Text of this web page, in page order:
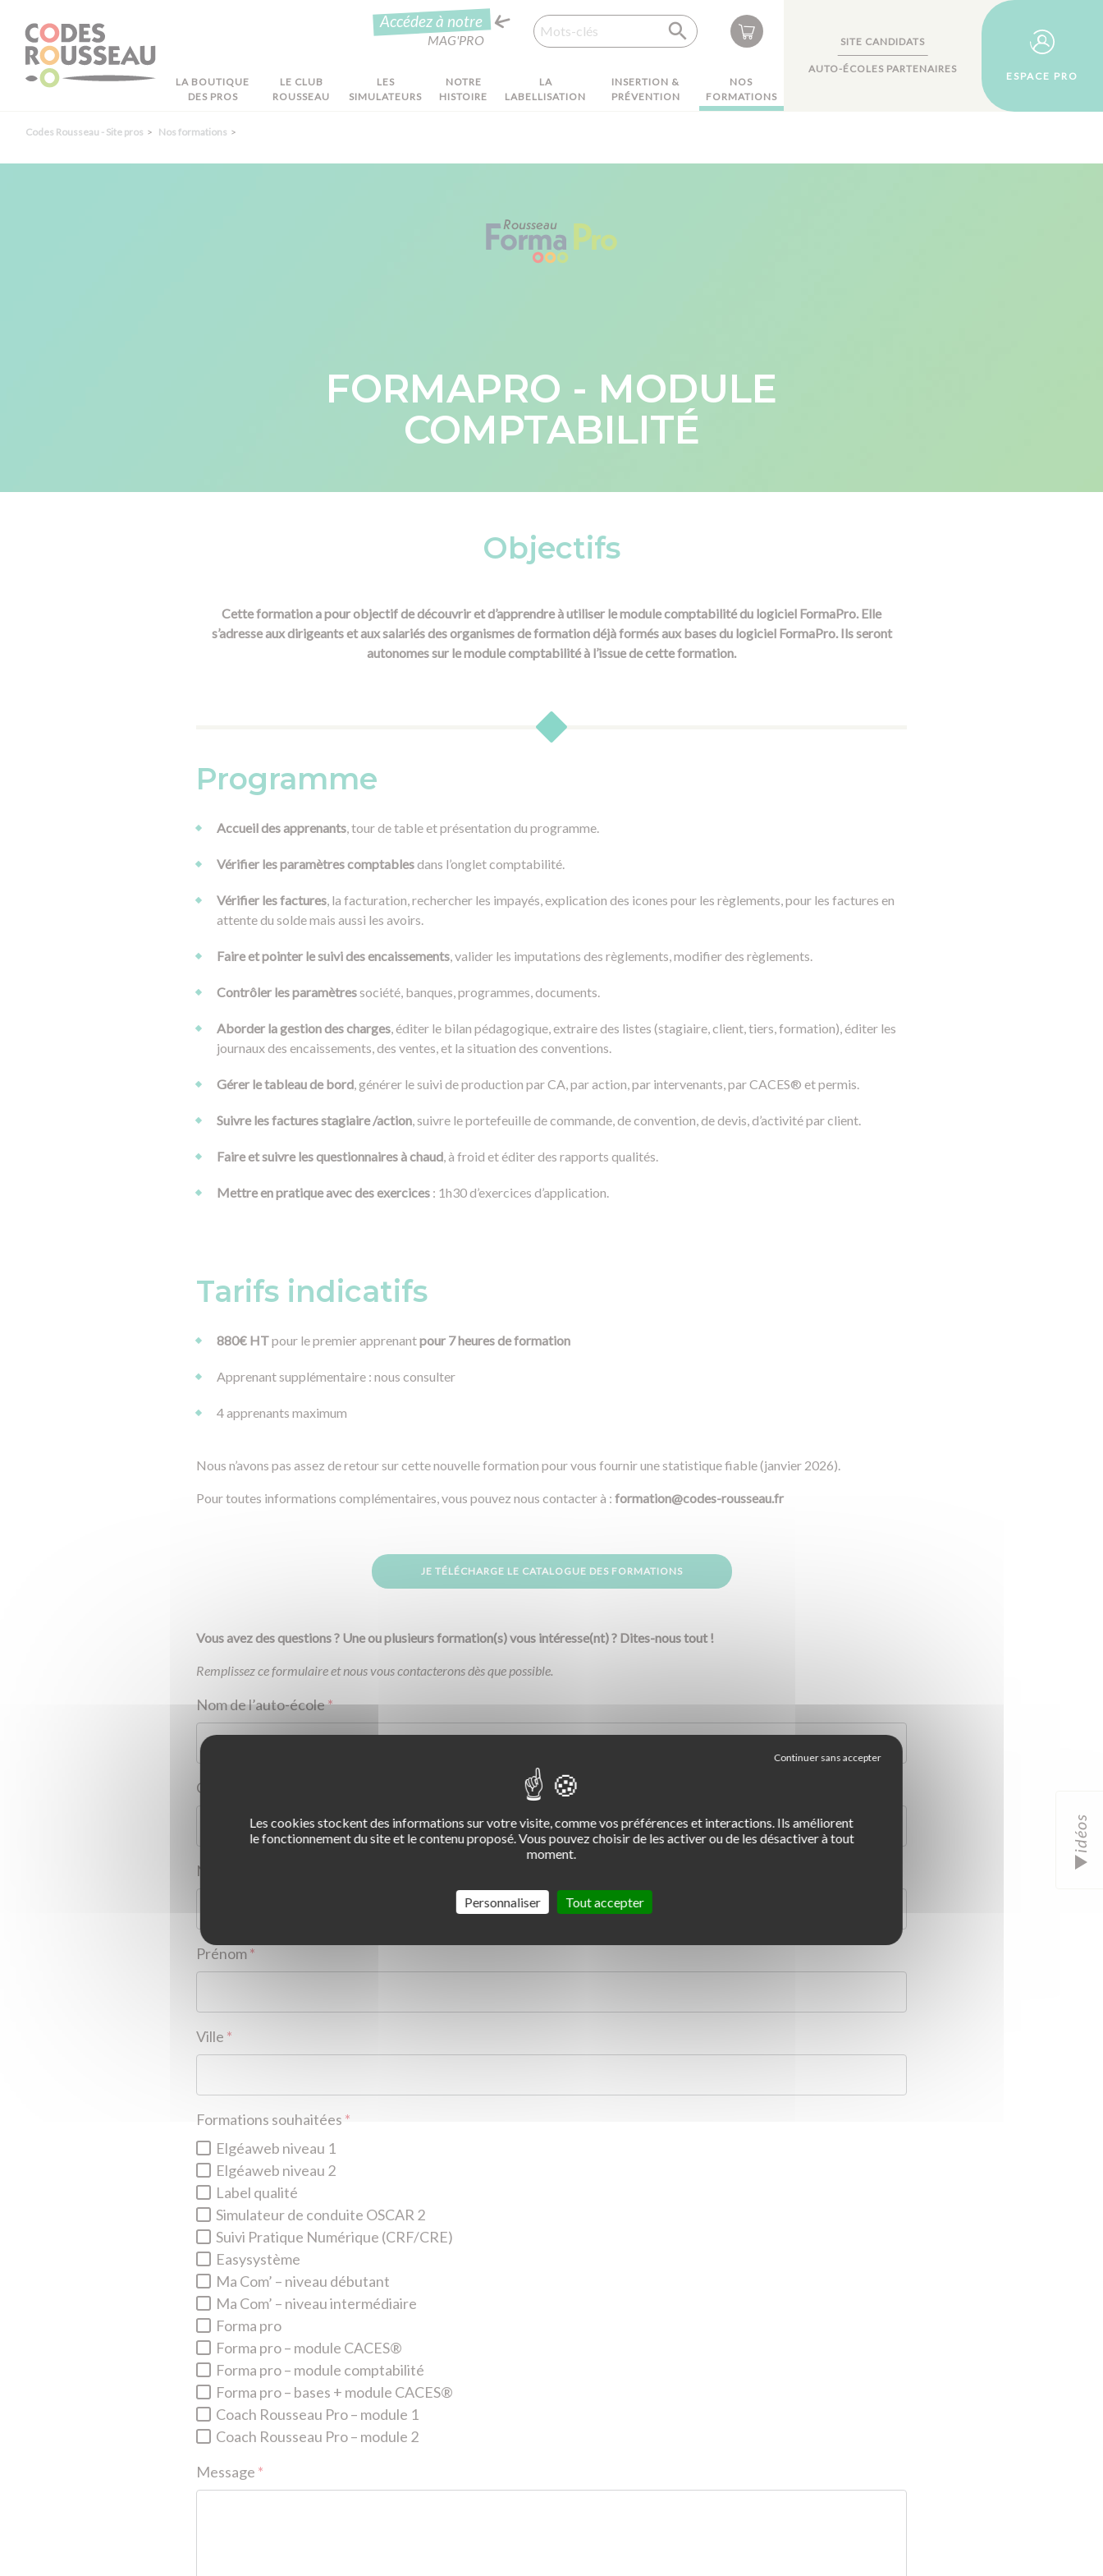
LA BOUTIQUE
DES PROS
LE CLUB
ROUSSEAU
LES
SIMULATEURS
NOTRE
HISTOIRE
LA
LABELLISATION
INSERTION &
PRÉVENTION
NOS
FORMATIONS
Accédez à notre
MAG'PRO
Recherche
SITE CANDIDATS
AUTO-ÉCOLES PARTENAIRES
ESPACE PRO
Codes Rousseau - Site pros Nos formations
FORMAPRO - MODULE
COMPTABILITÉ
Objectifs
Cette formation a pour objectif de découvrir et d’apprendre à utiliser le module comptabilité du logiciel FormaPro. Elle
s’adresse aux dirigeants et aux salariés des organismes de formation déjà formés aux bases du logiciel FormaPro. Ils seront
autonomes sur le module comptabilité à l’issue de cette formation.
Programme
Accueil des apprenants, tour de table et présentation du programme.
Vérifier les paramètres comptablesdans l’onglet comptabilité.
Vérifier les factures, la facturation, rechercher les impayés, explication des icones pour les règlements, pour les factures en
attente du solde mais aussi les avoirs.
Faire et pointer le suivi des encaissements, valider les imputations des règlements, modifier des règlements.
Contrôler les paramètressociété, banques, programmes, documents.
Aborder la gestion des charges, éditer le bilan pédagogique, extraire des listes (stagiaire, client, tiers, formation), éditer les
journaux des encaissements, des ventes, et la situation des conventions.
Gérer le tableau de bord, générer le suivi de production par CA, par action, par intervenants, par CACES® et permis.
Suivre les factures stagiaire /action, suivre le portefeuille de commande, de convention, de devis, d’activité par client.
Faire et suivre les questionnaires à chaud, à froid et éditer des rapports qualités.
Mettre en pratique avec des exercices : 1h30 d’exercices d’application.
Tarifs indicatifs
880€ HTpour le premier apprenantpour 7 heures de formation
Apprenant supplémentaire : nous consulter
4 apprenants maximum
Nous n’avons pas assez de retour sur cette nouvelle formation pour vous fournir une statistique fiable (janvier 2026).
Pour toutes informations complémentaires, vous pouvez nous contacter à : formation@codes-rousseau.fr
JE TÉLÉCHARGE LE CATALOGUE DES FORMATIONS
Vous avez des questions ? Une ou plusieurs formation(s) vous intéresse(nt) ? Dites-nous tout !
Remplissez ce formulaire et nous vous contacterons dès que possible.
Nom de l’auto-école*
Code client (commençant par C0)
Nom du gérant
Prénom*
Ville *
Formations souhaitées *
Elgéaweb niveau 1
Elgéaweb niveau 2
Label qualité
Simulateur de conduite OSCAR 2
Suivi Pratique Numérique (CRF/CRE)
Easysystème
Ma Com’ – niveau débutant
Ma Com’ – niveau intermédiaire
Forma pro
Forma pro – module CACES®
Forma pro – module comptabilité
Forma pro – bases + module CACES®
Coach Rousseau Pro – module 1
Coach Rousseau Pro – module 2
Message *
idéos
Les cookies stockent des informations sur votre visite, comme vos préférences et interactions. Ils améliorent
le fonctionnement du site et le contenu proposé. Vous pouvez choisir de les activer ou de les désactiver à tout
moment.
Tout accepter
Personnaliser